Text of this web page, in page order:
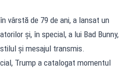
vârstă de 79 de ani, a lansat un
și, în special, a lui Bad Bunny,
și mesajul transmis.
Trump a catalogat momentul